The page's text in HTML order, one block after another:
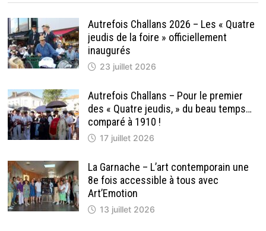
Autrefois Challans 2026 – Les « Quatre
jeudis de la foire » officiellement
inaugurés
23 juillet 2026
Autrefois Challans – Pour le premier
des « Quatre jeudis, » du beau temps…
comparé à 1910 !
17 juillet 2026
La Garnache – L’art contemporain une
8e fois accessible à tous avec
Art’Emotion
13 juillet 2026